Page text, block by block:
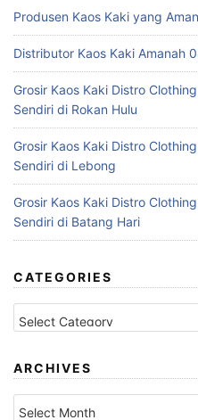
Produsen Kaos Kaki yang
Distributor Kaos Kaki Amanah
Grosir Kaos Kaki Distro
Sendiri di Rokan Hulu
Grosir Kaos Kaki Distro
Sendiri di Lebong
Grosir Kaos Kaki Distro
Sendiri di Batang Hari
CATEGORIES
Categories
ARCHIVES
Archives